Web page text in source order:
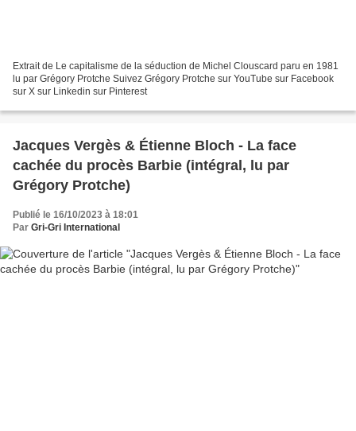
Extrait de Le capitalisme de la séduction de Michel Clouscard paru en 1981
lu par Grégory Protche Suivez Grégory Protche sur YouTube sur Facebook
sur X sur Linkedin sur Pinterest
Jacques Vergès & Étienne Bloch - La face
cachée du procès Barbie (intégral, lu par
Grégory Protche)
Publié le 16/10/2023 à 18:01
Par Gri-Gri International